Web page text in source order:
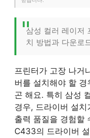
삼성 컬러 레이저
치 방법과 다운로
프린터가 고장 나거
버를 설치해야 할
곤 해요. 특히 삼성
경우, 드라이버 설치
출력 품질을 경험할
C433의 드라이버